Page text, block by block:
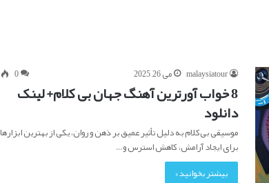
malaysiatour می 26, 2025 0
8 خواب آورترین آهنگ جهان بی کلام+ لینک
دانلود
موسیقی بی‌کلام به دلیل تأثیر عمیق بر ذهن و روان، یکی از بهترین ابزارها
برای ایجاد آرامش، کاهش استرس و…
بیشتر بخوانید »